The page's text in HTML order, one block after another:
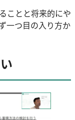
ことと将来的にや
一つ目の入り方か